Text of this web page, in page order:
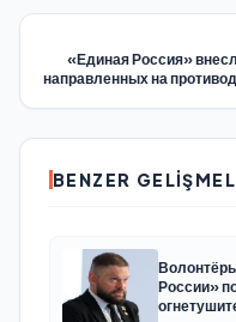
«Единая Россия»
направленных на
BENZER
России»